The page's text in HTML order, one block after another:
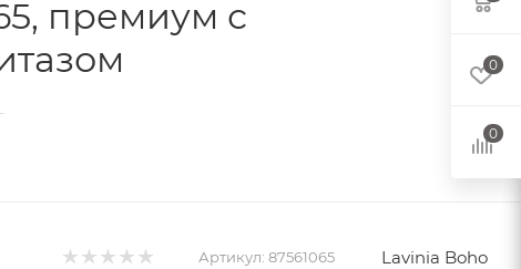
премиум с
Артикул: 87561065 Lavinia Boho
0
0